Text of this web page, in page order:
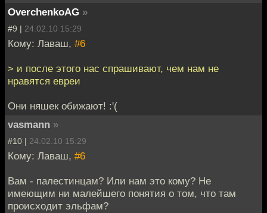
OverchenkoAG »
#9 | 24.02.10 15:29
Кому: Лаваш, #6
> и после этого нас спрашивают, чем нам не
нравятся евреи
Они няшек обижают! :'(
vasmann »
#10 | 24.02.10 15:29
Кому: Лаваш, #6
Вам - палестинцам? Или нам это кому? Не
имеющим ни малейшего понятия о том, что там
происходит эльфам?